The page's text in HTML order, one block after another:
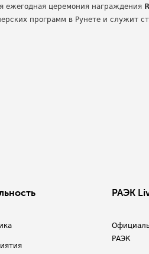
ежегодная церемония награждения
программ в Рунете и служит
РАЭК
РАЭК